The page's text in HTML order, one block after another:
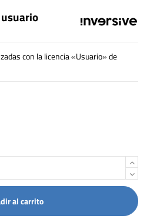
con la licencia «Usuario» de
al carrito